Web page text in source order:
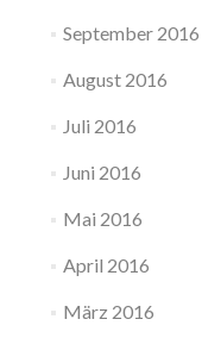
September 2016
August 2016
Juli 2016
Juni 2016
Mai 2016
April 2016
März 2016